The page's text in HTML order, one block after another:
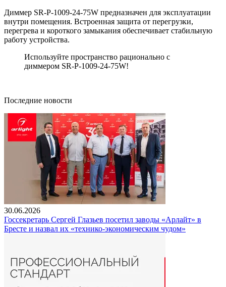
Диммер SR-P-1009-24-75W предназначен для эксплуатации
внутри помещения. Встроенная защита от перегрузки,
перегрева и короткого замыкания обеспечивает стабильную
работу устройства.
Используйте пространство рационально с
диммером SR-P-1009-24-75W!
Последние новости
30.06.2026
Госсекретарь Сергей Глазьев посетил заводы «Арлайт» в
Бресте и назвал их «технико-экономическим чудом»